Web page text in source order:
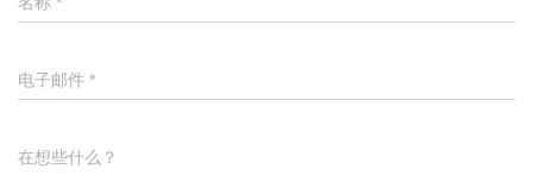
电子邮件 *
在想些什么？